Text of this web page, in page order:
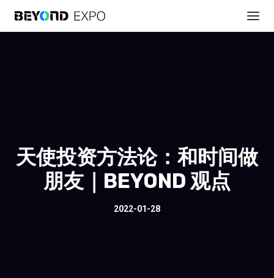
天使投资方法论：和时间做
朋友｜BEYOND 观点
2022-01-28